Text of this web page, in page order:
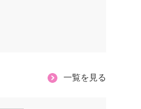
一覧を見る